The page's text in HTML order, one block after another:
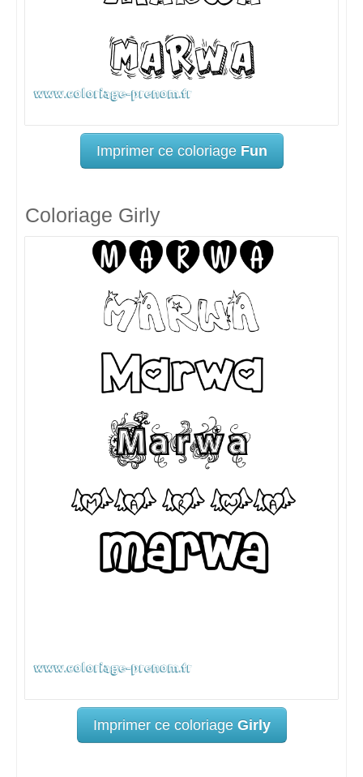
Imprimer ce coloriage Fun
Coloriage Girly
Imprimer ce coloriage Girly